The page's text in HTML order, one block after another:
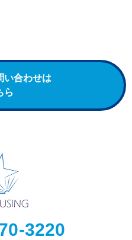
い合わせは
ら
3220